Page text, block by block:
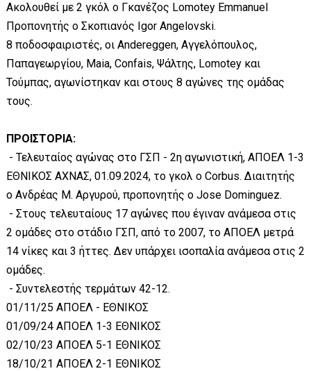
Ακολουθεί με 2 γκόλ ο Γκανέζος Lomotey Emmanuel
Προπονητής ο Σκοπιανός Igor Angelovski.
8 ποδοσφαιριστές, οι Andereggen, Αγγελόπουλος,
Παπαγεωργίου, Maia, Confais, Ψάλτης, Lomotey και
Τούμπας, αγωνίστηκαν και στους 8 αγώνες της ομάδας
τους.
ΠΡΟΙΣΤΟΡΙΑ:
- Τελευταίος αγώνας στο ΓΣΠ - 2η αγωνιστική, ΑΠΟΕΛ 1-3
ΕΘΝΙΚΟΣ ΑΧΝΑΣ, 01.09.2024, το γκολ ο Corbus. Διαιτητής
ο Ανδρέας Μ. Αργυρού, προπονητής ο Jose Dominguez.
- Στους τελευταίους 17 αγώνες που έγιναν ανάμεσα στις
2 ομάδες στο στάδιο ΓΣΠ, από το 2007, το ΑΠΟΕΛ μετρά
14 νίκες και 3 ήττες. Δεν υπάρχει ισοπαλία ανάμεσα στις 2
ομάδες.
- Συντελεστής τερμάτων 42-12.
01/11/25 ΑΠΟΕΛ - ΕΘΝΙΚΟΣ
01/09/24 ΑΠΟΕΛ 1-3 ΕΘΝΙΚΟΣ
02/10/23 ΑΠΟΕΛ 5-1 ΕΘΝΙΚΟΣ
18/10/21 ΑΠΟΕΛ 2-1 ΕΘΝΙΚΟΣ